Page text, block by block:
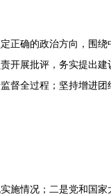
正确的政治方向，围
开展批评，务实提出
督全过程；坚持增进团
施情况；二是党和国